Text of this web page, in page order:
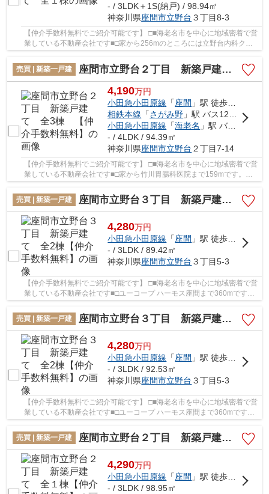
- / 3LDK＋1S(納戸) / 98.94㎡
神奈川県座間市立野台 ３丁目8-3
【仲介手数料無料でご紹介可能です】 □■海老名市を中心に地域密着で営
業している不動産会社です■□家から256mのところには立野台内科クリ
ニックがあります。こちらの土地は前面道路6m以...
売買 | 新築一戸建
座間市立野台２丁目 新築戸建て 全3棟 【仲介手数料無料】
4,190万円
小田急小田原線 「座間 」駅 徒歩13分
相鉄本線 「さがみ野 」駅 バス12分 「立野台」 停歩6分
小田急小田原線 「海老名 」駅 バス27分 「市営住宅前」 停歩3分
- / 4LDK / 94.39㎡
神奈川県座間市立野台 ２丁目7-14
【仲介手数料無料でご紹介可能です】 □■海老名市を中心に地域密着で営
業している不動産会社です■□家から竹川胃腸科医院まで159mです。初
めてのマイホームに新築戸建てはいかがでしょう...
売買 | 新築一戸建
座間市立野台３丁目 新築戸建て 全2棟【仲介手数料無料】
4,280万円
小田急小田原線 「座間 」駅 徒歩13分
- / 3LDK / 89.42㎡
神奈川県座間市立野台 ３丁目5-3
【仲介手数料無料でご紹介可能です】 □■海老名市を中心に地域密着で営
業している不動産会社です■□ユーコープ ハーモス座間まで360mです。
駅まで徒歩13分の場所に立地しています。多く...
売買 | 新築一戸建
座間市立野台３丁目 新築戸建て 全2棟【仲介手数料無料】
4,280万円
小田急小田原線 「座間 」駅 徒歩13分
- / 3LDK / 92.53㎡
神奈川県座間市立野台 ３丁目5-3
【仲介手数料無料でご紹介可能です】 □■海老名市を中心に地域密着で営
業している不動産会社です■□ユーコープ ハーモス座間まで360mです。
駅まで徒歩13分の場所に立地しています。多く...
売買 | 新築一戸建
座間市立野台２丁目 新築戸建て 全１棟【仲介手数料無料】
4,290万円
小田急小田原線 「座間 」駅 徒歩15分
- / 3LDK / 98.95㎡